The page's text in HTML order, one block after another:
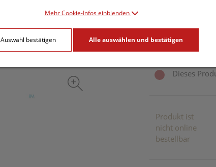
inkl. 20% MwSt.
Dieses
Produkt ist
nicht online
bestellbar
Mehr Cookie-Infos einblenden
Auswahl bestätigen Alle auswählen und bestätigen